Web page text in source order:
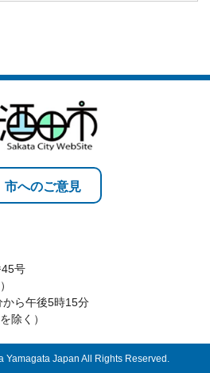
号
から午後5時15分
除く）
市へのご意見
Yamagata Japan All Rights Reserved.